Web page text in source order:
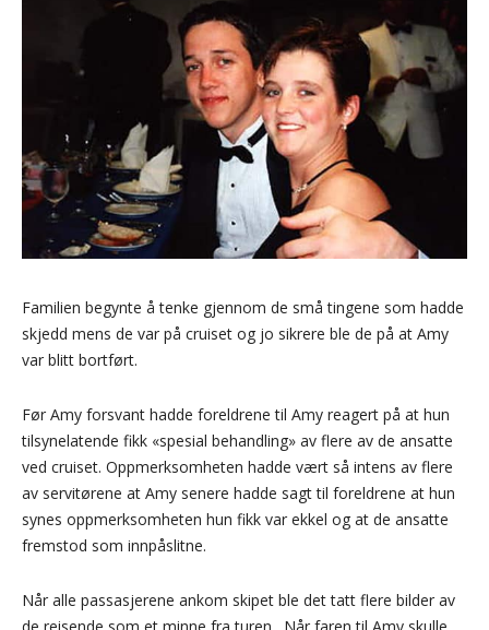
Familien begynte å tenke gjennom de små tingene som hadde
skjedd mens de var på cruiset og jo sikrere ble de på at Amy
var blitt bortført.
Før Amy forsvant hadde foreldrene til Amy reagert på at hun
tilsynelatende fikk «spesial behandling» av flere av de ansatte
ved cruiset. Oppmerksomheten hadde vært så intens av flere
av servitørene at Amy senere hadde sagt til foreldrene at hun
synes oppmerksomheten hun fikk var ekkel og at de ansatte
fremstod som innpåslitne.
Når alle passasjerene ankom skipet ble det tatt flere bilder av
de reisende som et minne fra turen. Når faren til Amy skulle